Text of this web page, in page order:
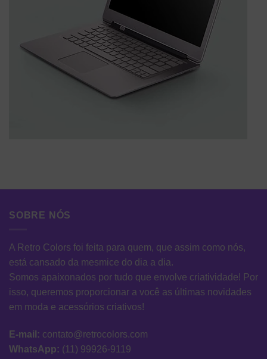
SOBRE NÓS
A Retro Colors foi feita para quem, que assim como nós,
está cansado da mesmice do dia a dia.
Somos apaixonados por tudo que envolve criatividade! Por
isso, queremos proporcionar a você as últimas novidades
em moda e acessórios criativos!
E-mail: contato@retrocolors.com
WhatsApp: (11) 99926-9119